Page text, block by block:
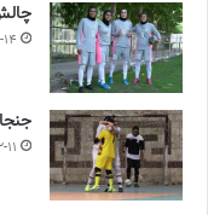
11